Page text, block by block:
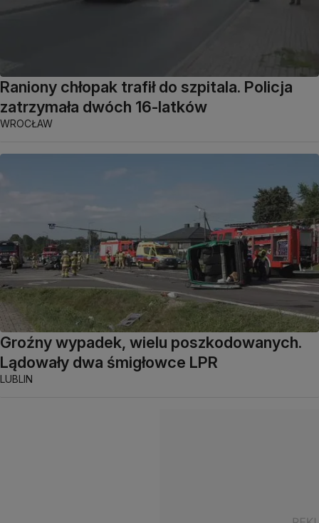
Raniony chłopak trafił do szpitala. Policja
zatrzymała dwóch 16-latków
WROCŁAW
Groźny wypadek, wielu poszkodowanych.
Lądowały dwa śmigłowce LPR
LUBLIN